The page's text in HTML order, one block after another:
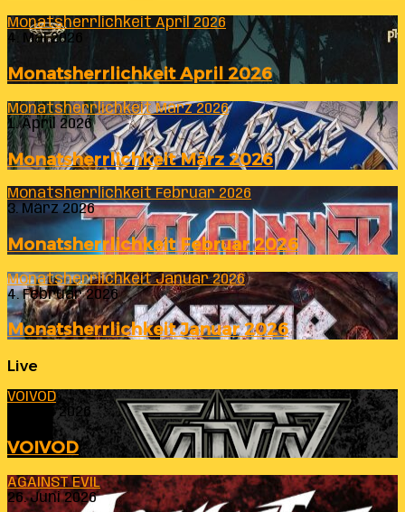
Monatsherrlichkeit April 2026
4. Mai 2026
Monatsherrlichkeit April 2026
Monatsherrlichkeit März 2026
1. April 2026
Monatsherrlichkeit März 2026
Monatsherrlichkeit Februar 2026
3. März 2026
Monatsherrlichkeit Februar 2026
Monatsherrlichkeit Januar 2026
4. Februar 2026
Monatsherrlichkeit Januar 2026
Live
VOIVOD
23. Juli 2026
VOIVOD
AGAINST EVIL
26. Juni 2026